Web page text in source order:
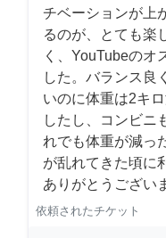
チベーションが上
るのが、とても楽
く、YouTubeのオ
した。バランス良
いのに体重は2キ
したし、コンビニ
れでも体重が減っ
が乱れてきた頃に
ありがとうござい
依頼されたチケット